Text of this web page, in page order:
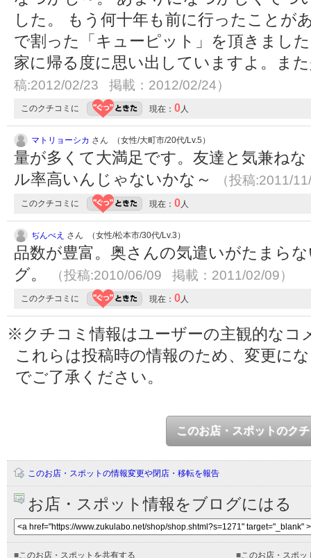
した。 もう何十年も前に行ったことが
で割った「キューピット」を頂きまし
家に帰る度に思い出していますよ。ま
稿:2012/02/23 掲載：2012/02/24）
このクチコミに 現在： 0人
マトリョーシカ さん （女性/大町市/20代/Lv.5）
量が多くて大満足です。友達と気兼ね
ル率高いんじゃないかな～
（投稿:2011/
このクチコミに 現在： 0人
ぢんべえ さん （女性/松本市/30代/Lv.3）
品数が豊富。奥さんの気遣いがたまら
グ。
（投稿:2010/06/09 掲載：2011/02/09）
このクチコミに 現在： 0人
※クチコミ情報はユーザーの主観的なコ
これらは投稿時の情報のため、変更に
でご了承ください。
このお店・スポットのク
このお店・スポットの情報変更や閉店・移転を報告
お店・スポット情報をブログにはる
■このお店・スポットを共有する ■このお店・スポッ